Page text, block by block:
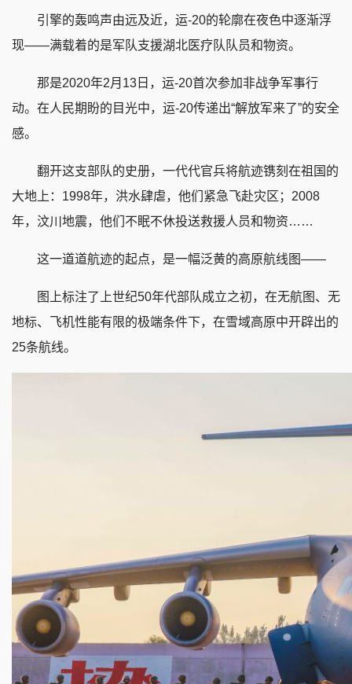
引擎的轰鸣声由远及近，运-20的轮廓在夜色中逐渐浮
现——满载着的是军队支援湖北医疗队队员和物资。
那是2020年2月13日，运-20首次参加非战争军事行
动。在人民期盼的目光中，运-20传递出“解放军来了”的安全
感。
翻开这支部队的史册，一代代官兵将航迹镌刻在祖国的
大地上：1998年，洪水肆虐，他们紧急飞赴灾区；2008
年，汶川地震，他们不眠不休投送救援人员和物资……
这一道道航迹的起点，是一幅泛黄的高原航线图——
图上标注了上世纪50年代部队成立之初，在无航图、无
地标、飞机性能有限的极端条件下，在雪域高原中开辟出的
25条航线。